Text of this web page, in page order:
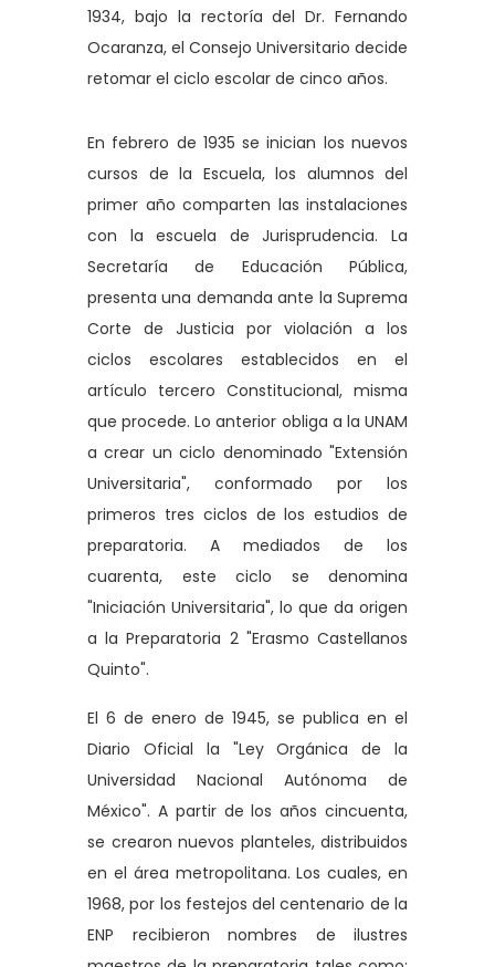
1934, bajo la rectoría del Dr. Fernando
Ocaranza, el Consejo Universitario decide
retomar el ciclo escolar de cinco años.
En febrero de 1935 se inician los nuevos
cursos de la Escuela, los alumnos del
primer año comparten las instalaciones
con la escuela de Jurisprudencia. La
Secretaría de Educación Pública,
presenta una demanda ante la Suprema
Corte de Justicia por violación a los
ciclos escolares establecidos en el
artículo tercero Constitucional, misma
que procede. Lo anterior obliga a la UNAM
a crear un ciclo denominado "Extensión
Universitaria", conformado por los
primeros tres ciclos de los estudios de
preparatoria. A mediados de los
cuarenta, este ciclo se denomina
"Iniciación Universitaria", lo que da origen
a la Preparatoria 2 "Erasmo Castellanos
Quinto".
El 6 de enero de 1945, se publica en el
Diario Oficial la "Ley Orgánica de la
Universidad Nacional Autónoma de
México". A partir de los años cincuenta,
se crearon nuevos planteles, distribuidos
en el área metropolitana. Los cuales, en
1968, por los festejos del centenario de la
ENP recibieron nombres de ilustres